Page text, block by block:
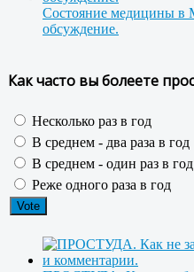
Состояние медицины в
обсуждение.
Как часто вы болеете
Несколько раз в год
В среднем - два раза в год
В среднем - один раз в год
Реже одного раза в год